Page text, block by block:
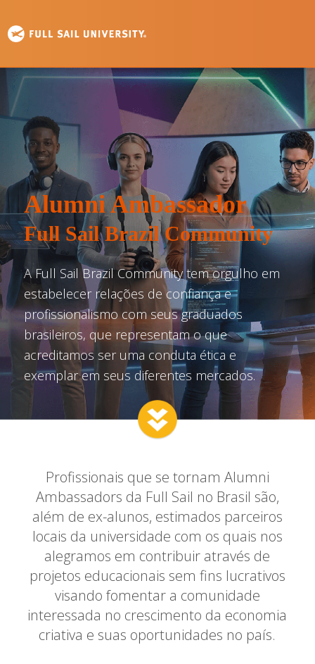
Alumni Ambassador
Full Sail Brazil Community
A Full Sail Brazil Community tem orgulho em
estabelecer relações de confiança e
profissionalismo com seus graduados
brasileiros, que representam o que
acreditamos ser uma conduta ética e
exemplar em seus diferentes mercados.
Profissionais que se tornam Alumni
Ambassadors da Full Sail no Brasil são,
além de ex-alunos, estimados parceiros
locais da universidade com os quais nos
alegramos em contribuir através de
projetos educacionais sem fins lucrativos
visando fomentar a comunidade
interessada no crescimento da economia
criativa e suas oportunidades no país.